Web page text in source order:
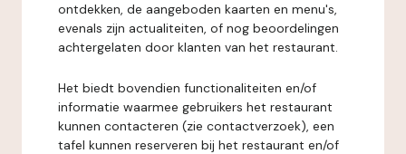
ontdekken, de aangeboden kaarten en menu's,
evenals zijn actualiteiten, of nog beoordelingen
achtergelaten door klanten van het restaurant.
Het biedt bovendien functionaliteiten en/of
informatie waarmee gebruikers het restaurant
kunnen contacteren (zie contactverzoek), een
tafel kunnen reserveren bij het restaurant en/of